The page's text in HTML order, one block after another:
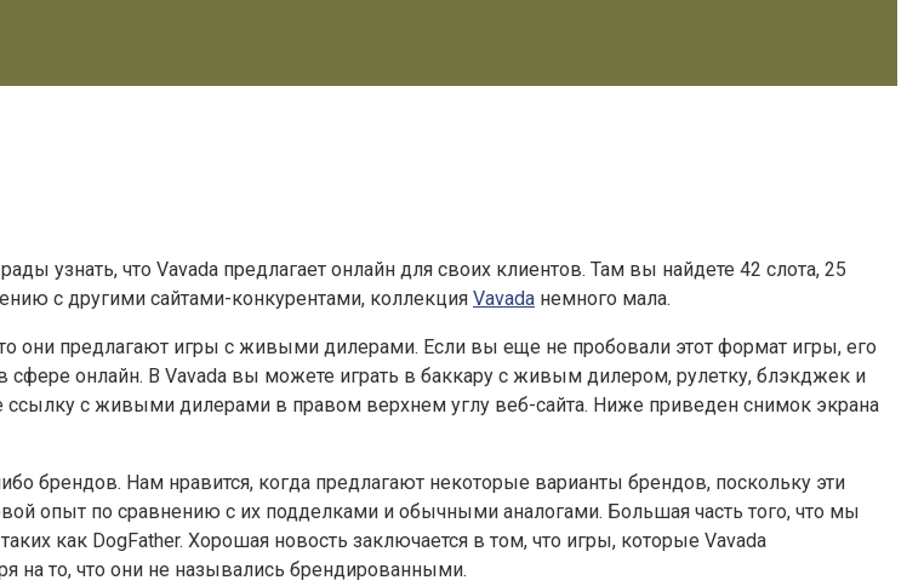
узнать, что Vavada предлагает онлайн для своих клиентов. Там вы найдете 42 слота, 25
с другими сайтами-конкурентами, коллекция Vavada немного мала.
они предлагают игры с живыми дилерами. Если вы еще не пробовали этот формат игры, его
сфере онлайн. В Vavada вы можете играть в баккару с живым дилером, рулетку, блэкджек и
с живыми дилерами в правом верхнем углу веб-сайта. Ниже приведен снимок экрана
брендов. Нам нравится, когда предлагают некоторые варианты брендов, поскольку эти
опыт по сравнению с их подделками и обычными аналогами. Большая часть того, что мы
как DogFather. Хорошая новость заключается в том, что игры, которые Vavada
на то, что они не назывались брендированными.